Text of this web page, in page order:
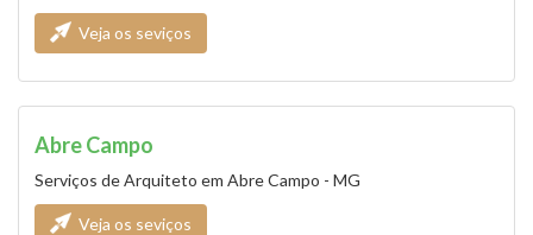
Veja os seviços
Abre Campo
Serviços de Arquiteto em Abre Campo - MG
Veja os seviços